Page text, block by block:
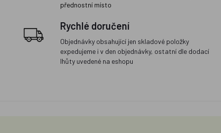
přednostní místo
Rychlé doručení
Objednávky obsahující jen skladové položky
expedujeme i v den objednávky, ostatní dle dodací
lhůty uvedené na eshopu